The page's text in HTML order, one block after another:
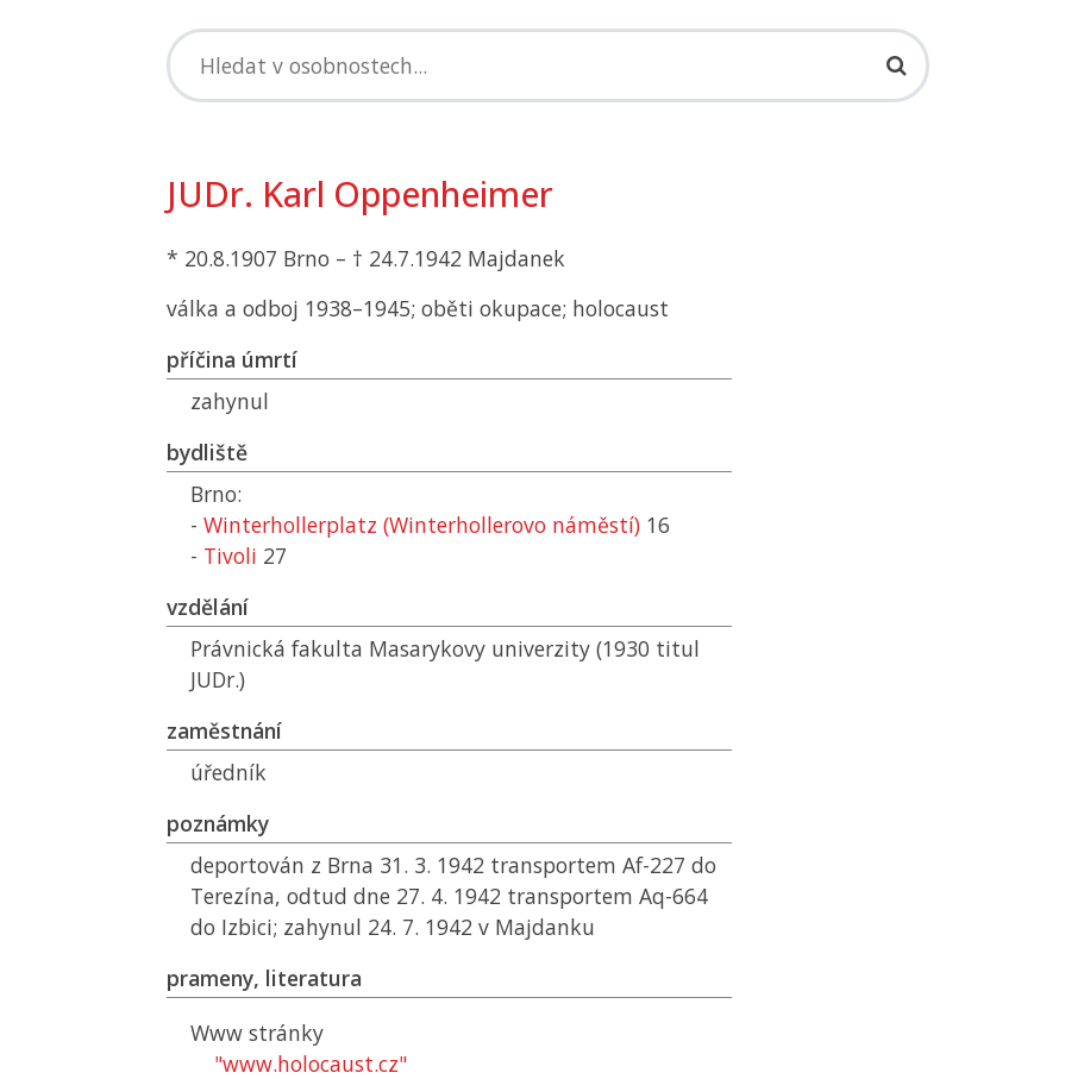
JUDr. Karl Oppenheimer
* 20.8.1907 Brno – † 24.7.1942 Majdanek
válka a odboj 1938–1945; oběti okupace; holocaust
příčina úmrtí
zahynul
bydliště
Brno:
- Winterhollerplatz (Winterhollerovo náměstí) 16
- Tivoli 27
vzdělání
Právnická fakulta Masarykovy univerzity (1930 titul
JUDr.)
zaměstnání
úředník
poznámky
deportován z Brna 31. 3. 1942 transportem Af-227 do
Terezína, odtud dne 27. 4. 1942 transportem Aq-664
do Izbici; zahynul 24. 7. 1942 v Majdanku
prameny, literatura
Www stránky
"www.holocaust.cz"